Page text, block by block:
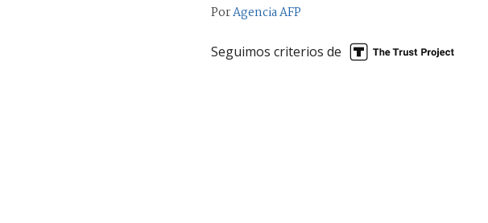
PorAgencia AFP
Seguimos criterios de